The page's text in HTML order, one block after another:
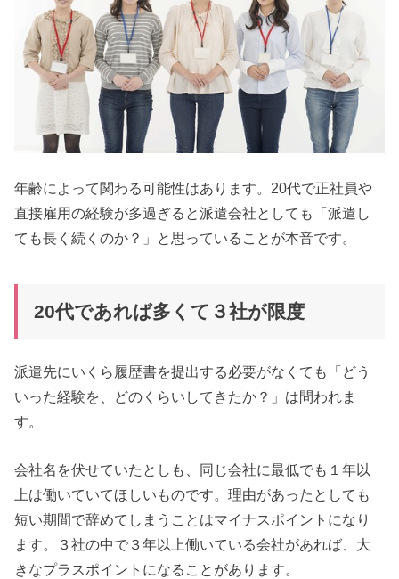
年齢によって関わる可能性はあります。20代で正社員や
直接雇用の経験が多過ぎると派遣会社としても「派遣し
ても長く続くのか？」と思っていることが本音です。
20代であれば多くて３社が限度
派遣先にいくら履歴書を提出する必要がなくても「どう
いった経験を、どのくらいしてきたか？」は問われま
す。
会社名を伏せていたとしも、同じ会社に最低でも１年以
上は働いていてほしいものです。理由があったとしても
短い期間で辞めてしまうことはマイナスポイントになり
ます。３社の中で３年以上働いている会社があれば、大
きなプラスポイントになることがあります。